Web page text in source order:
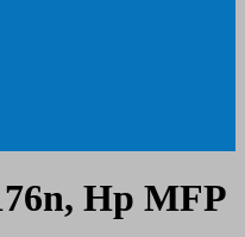
Hp MFP